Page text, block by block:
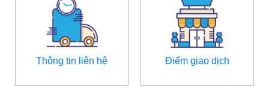
Thông tin liên hệ Điểm giao dịch